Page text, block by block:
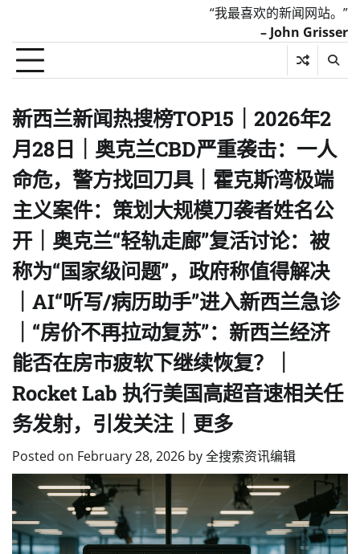
“我最喜欢的新闻网站。”
– John Grisser
新西兰新闻热搜榜TOP15｜2026年2
月28日｜奥克兰CBD严重袭击：一人
命危，警方找回刀具｜霍克斯湾极端
主义案件：策划大规模刀袭者姓名公
开｜奥克兰“轻轨走廊”复活讨论：被
称为“国家级问题”，政府称值得解决
｜AI“听写/病历助手”进入新西兰急诊
｜“房价不再拉动复苏”：新西兰经济
能否在房市疲软下继续恢复？｜
Rocket Lab 执行美国高超音速相关任
务发射，引发关注｜更多
Posted on February 28, 2026 by全搜索资讯编辑